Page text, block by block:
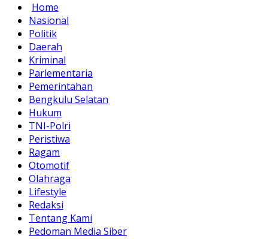
Home
Nasional
Politik
Daerah
Kriminal
Parlementaria
Pemerintahan
Bengkulu Selatan
Hukum
TNI-Polri
Peristiwa
Ragam
Otomotif
Olahraga
Lifestyle
Redaksi
Tentang Kami
Pedoman Media Siber